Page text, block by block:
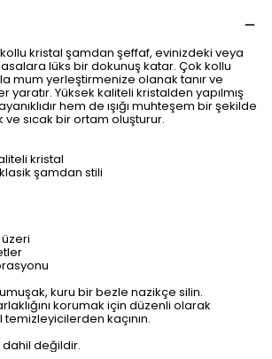
kollu kristal şamdan şeffaf, evinizdeki veya
lüks bir dokunuş katar. Çok kollu
mum yerleştirmenize olanak tanır ve
yaratır. Yüksek kaliteli kristalden yapılmış
hem de ışığı muhteşem bir şekilde
ve sıcak bir ortam oluşturur.
kristal
şamdan stili
kuru bir bezle nazikçe silin.
korumak için düzenli olarak
kaçının.
değildir.